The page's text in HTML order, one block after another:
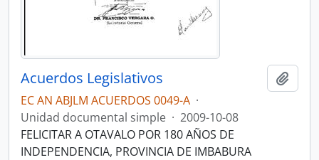
Acuerdos Legislativos
EC AN ABJLM ACUERDOS 0049-A ·
Unidad documental simple · 2009-10-08
FELICITAR A OTAVALO POR 180 AÑOS DE
INDEPENDENCIA, PROVINCIA DE IMBABURA